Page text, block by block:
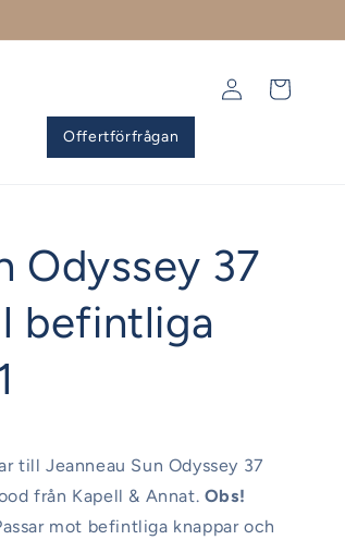
Offertförfrågan
Logga
Varukorg
Odyssey 37
befintliga
till Jeanneau Sun Odyssey 37
från Kapell & Annat. Obs!
mot befintliga knappar och